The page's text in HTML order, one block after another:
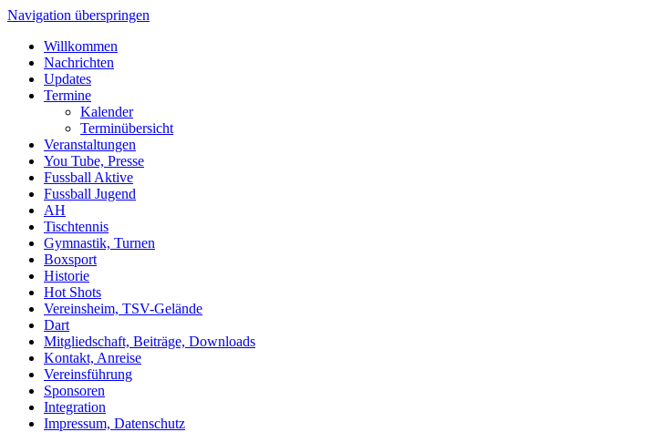
Navigation überspringen
Willkommen
Nachrichten
Updates
Termine
Kalender
Terminübersicht
Veranstaltungen
You Tube, Presse
Fussball Aktive
Fussball Jugend
AH
Tischtennis
Gymnastik, Turnen
Boxsport
Historie
Hot Shots
Vereinsheim, TSV-Gelände
Dart
Mitgliedschaft, Beiträge, Downloads
Kontakt, Anreise
Vereinsführung
Sponsoren
Integration
Impressum, Datenschutz